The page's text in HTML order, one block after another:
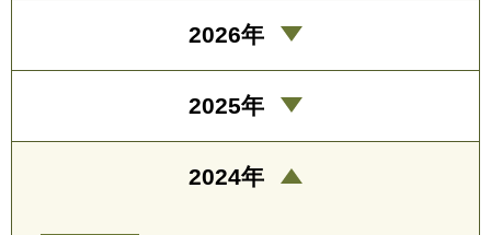
2026年
2025年
2024年